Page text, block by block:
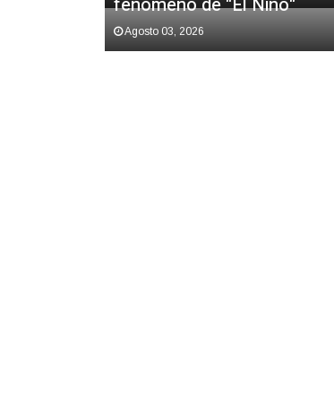
Agosto 03, 2026